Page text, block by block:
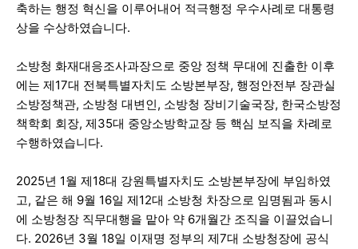
축하는 행정 혁신을 이루어내어 적극행정 우수사례로 대통령
상을 수상하였습니다.
소방청 화재대응조사과장으로 중앙 정책 무대에 진출한 이후
에는 제17대 전북특별자치도 소방본부장, 행정안전부 장관실
소방정책관, 소방청 대변인, 소방청 장비기술국장, 한국소방정
책학회 회장, 제35대 중앙소방학교장 등 핵심 보직을 차례로
수행하였습니다.
2025년 1월 제18대 강원특별자치도 소방본부장에 부임하였
고, 같은 해 9월 16일 제12대 소방청 차장으로 임명됨과 동시
에 소방청장 직무대행을 맡아 약 6개월간 조직을 이끌었습니
다. 2026년 3월 18일 이재명 정부의 제7대 소방청장에 공식